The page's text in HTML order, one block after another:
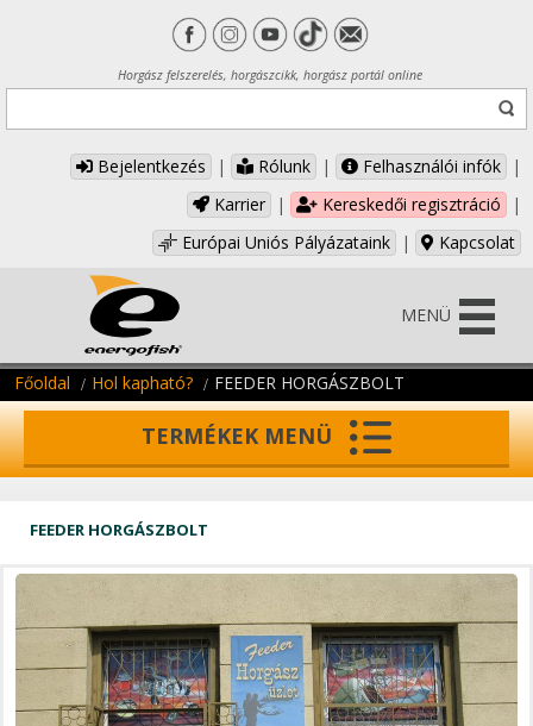
Horgász felszerelés, horgászcikk, horgász portál online
Bejelentkezés | Rólunk | Felhasználói infók
|
Karrier
| Kereskedői regisztráció
|
Európai Uniós Pályázataink
| Kapcsolat
MENÜ
Főoldal Hol kapható? FEEDER HORGÁSZBOLT
TERMÉKEK MENÜ
FEEDER HORGÁSZBOLT